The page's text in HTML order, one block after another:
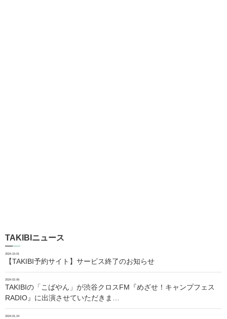
TAKIBIニュース
2024.10.01
【TAKIBI予約サイト】サービス終了のお知らせ
2024.02.06
TAKIBIの「こばやん」が渋谷クロスFM『めざせ！キャンプフェス
RADIO』に出演させていただきま…
2024.01.24